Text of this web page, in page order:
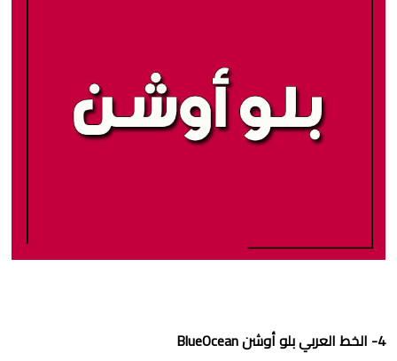
4- الخط العربي بلو أوشن BlueOcean